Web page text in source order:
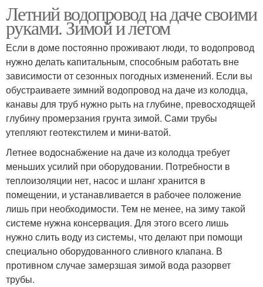
Летний водопровод на даче своими
руками. Зимой и летом
Если в доме постоянно проживают люди, то водопровод
нужно делать капитальным, способным работать вне
зависимости от сезонных погодных изменений. Если вы
обустраиваете зимний водопровод на даче из колодца,
канавы для труб нужно рыть на глубине, превосходящей
глубину промерзания грунта зимой. Сами трубы
утепляют геотекстилем и мини-ватой.
Летнее водоснабжение на даче из колодца требует
меньших усилий при оборудовании. Потребности в
теплоизоляции нет, насос и шланг хранится в
помещении, и устанавливается в рабочее положение
лишь при необходимости. Тем не менее, на зиму такой
системе нужна консервация. Для этого всего лишь
нужно слить воду из системы, что делают при помощи
специально оборудованного сливного клапана. В
противном случае замерзшая зимой вода разорвет
трубы.